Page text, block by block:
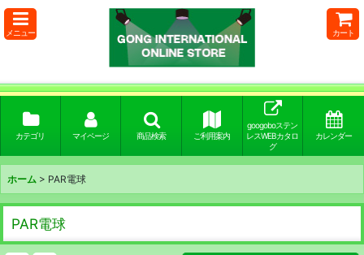
メニュー カート
カテゴリ マイページ 商品検索 ご利用案内
googoboステン
レスWEBカタロ
グ
カレンダー
ホーム > PAR電球
PAR電球